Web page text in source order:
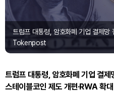
트럼프 대통령, 암호화폐 기업 결제망
Tokenpost
트럼프 대통령, 암호화폐 기업 결
스테이블코인 제도 개편·RWA 확대